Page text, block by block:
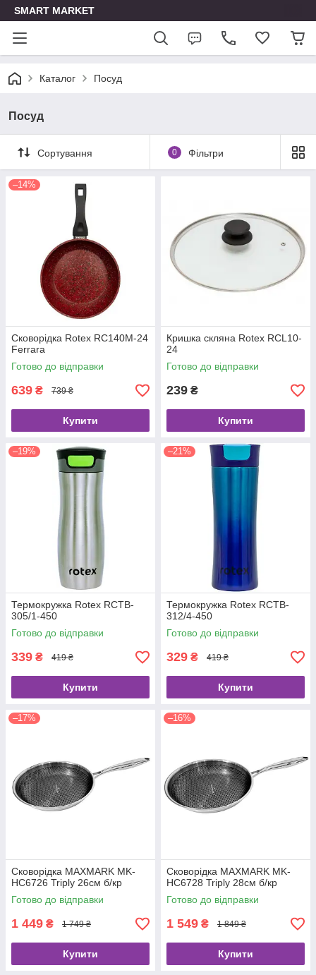
SMART MARKET
Каталог Посуд
Посуд
Сортування 0 Фільтри
–14%
Сковорідка Rotex RC140M-24
Ferrara
Готово до відправки
639 ₴ 739 ₴
Купити
Кришка скляна Rotex RCL10-
24
Готово до відправки
239 ₴
Купити
–19%
Термокружка Rotex RCTB-
305/1-450
Готово до відправки
339 ₴ 419 ₴
Купити
–21%
Термокружка Rotex RCTB-
312/4-450
Готово до відправки
329 ₴ 419 ₴
Купити
–17%
Сковорідка MAXMARK MK-
HC6726 Triply 26см б/кр
Готово до відправки
1 449 ₴ 1 749 ₴
Купити
–16%
Сковорідка MAXMARK MK-
HC6728 Triply 28см б/кр
Готово до відправки
1 549 ₴ 1 849 ₴
Купити